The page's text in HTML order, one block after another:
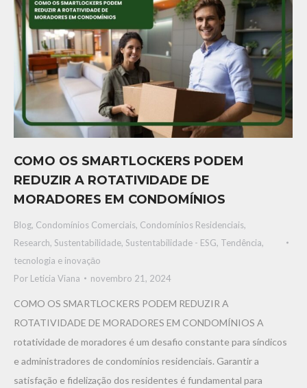
COMO OS SMARTLOCKERS PODEM
REDUZIR A ROTATIVIDADE DE
MORADORES EM CONDOMÍNIOS
Blog, Condomínios Comerciais, Condomínios Residenciais,
Research, Sustentabilidade, Sustentabilidade - ESG, Tendência,
tecnologia e inovaçāo
Por Leticia Viana novembro 21, 2024
COMO OS SMARTLOCKERS PODEM REDUZIR A
ROTATIVIDADE DE MORADORES EM CONDOMÍNIOS A
rotatividade de moradores é um desafio constante para síndicos
e administradores de condomínios residenciais. Garantir a
satisfação e fidelização dos residentes é fundamental para